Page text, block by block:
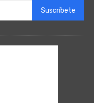
Suscríbete